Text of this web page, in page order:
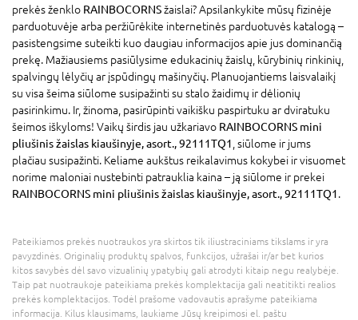
prekės ženklo RAINBOCORNSžaislai? Apsilankykite mūsų fizinėje
parduotuvėje arba peržiūrėkite internetinės parduotuvės katalogą –
pasistengsime suteikti kuo daugiau informacijos apie jus dominančią
prekę. Mažiausiems pasiūlysime edukacinių žaislų, kūrybinių rinkinių,
spalvingų lėlyčių ar įspūdingų mašinyčių. Planuojantiems laisvalaikį
su visa šeima siūlome susipažinti su stalo žaidimų ir dėlionių
pasirinkimu. Ir, žinoma, pasirūpinti vaikišku paspirtuku ar dviratuku
šeimos iškyloms! Vaikų širdis jau užkariavo RAINBOCORNS mini
pliušinis žaislas kiaušinyje, asort., 92111TQ1 , siūlome ir jums
plačiau susipažinti. Keliame aukštus reikalavimus kokybei ir visuomet
norime maloniai nustebinti patrauklia kaina – ją siūlome ir prekei
RAINBOCORNS mini pliušinis žaislas kiaušinyje, asort., 92111TQ1.
Pateikiamos prekės nuotraukos yra skirtos tik iliustraciniams tikslams ir yra
pavyzdinės. Originalių produktų spalvos, funkcijos, užrašai ir/ar bet kurios
kitos savybės dėl savo vizualinių ypatybių gali atrodyti kitaip negu realybėje.
Taip pat nuotraukoje pateikiama prekės komplektacija gali neatitikti realios
prekės komplektacijos. Todėl prašome vadovautis aprašyme pateikiama
informacija. Kilus klausimams, laukiame Jūsų kreipimosi el. paštu